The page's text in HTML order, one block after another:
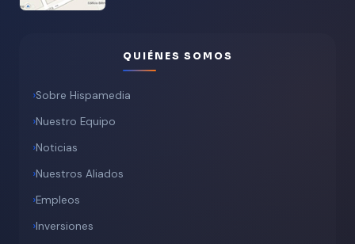
QUIÉNES SOMOS
Sobre Hispamedia
Nuestro Equipo
Noticias
Nuestros Aliados
Empleos
Inversiones